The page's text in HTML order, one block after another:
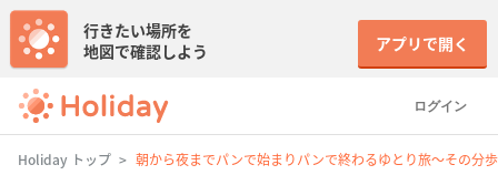
ログイン
行きたい場所を
地図で確認しよう
アプリで開く
Holiday トップ 朝から夜までパンで始まりパンで終わるゆとり旅〜その分